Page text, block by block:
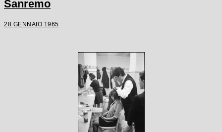
Sanremo
28 GENNAIO 1965